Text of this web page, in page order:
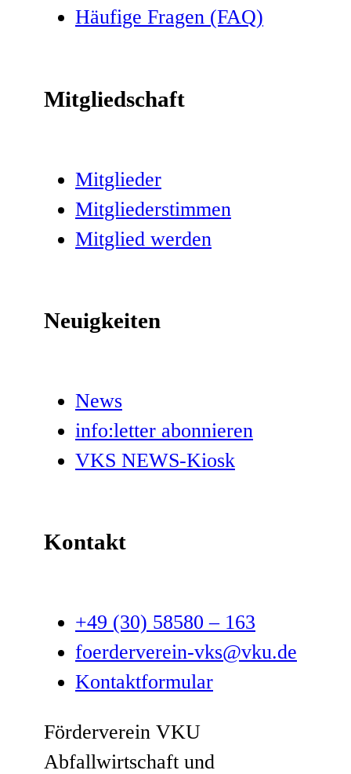
Häufige Fragen (FAQ)
Mitgliedschaft
Mitglieder
Mitgliederstimmen
Mitglied werden
Neuigkeiten
News
info:letter abonnieren
VKS NEWS-Kiosk
Kontakt
+49 (30) 58580 – 163
foerderverein-vks@vku.de
Kontaktformular
Förderverein VKU
Abfallwirtschaft und